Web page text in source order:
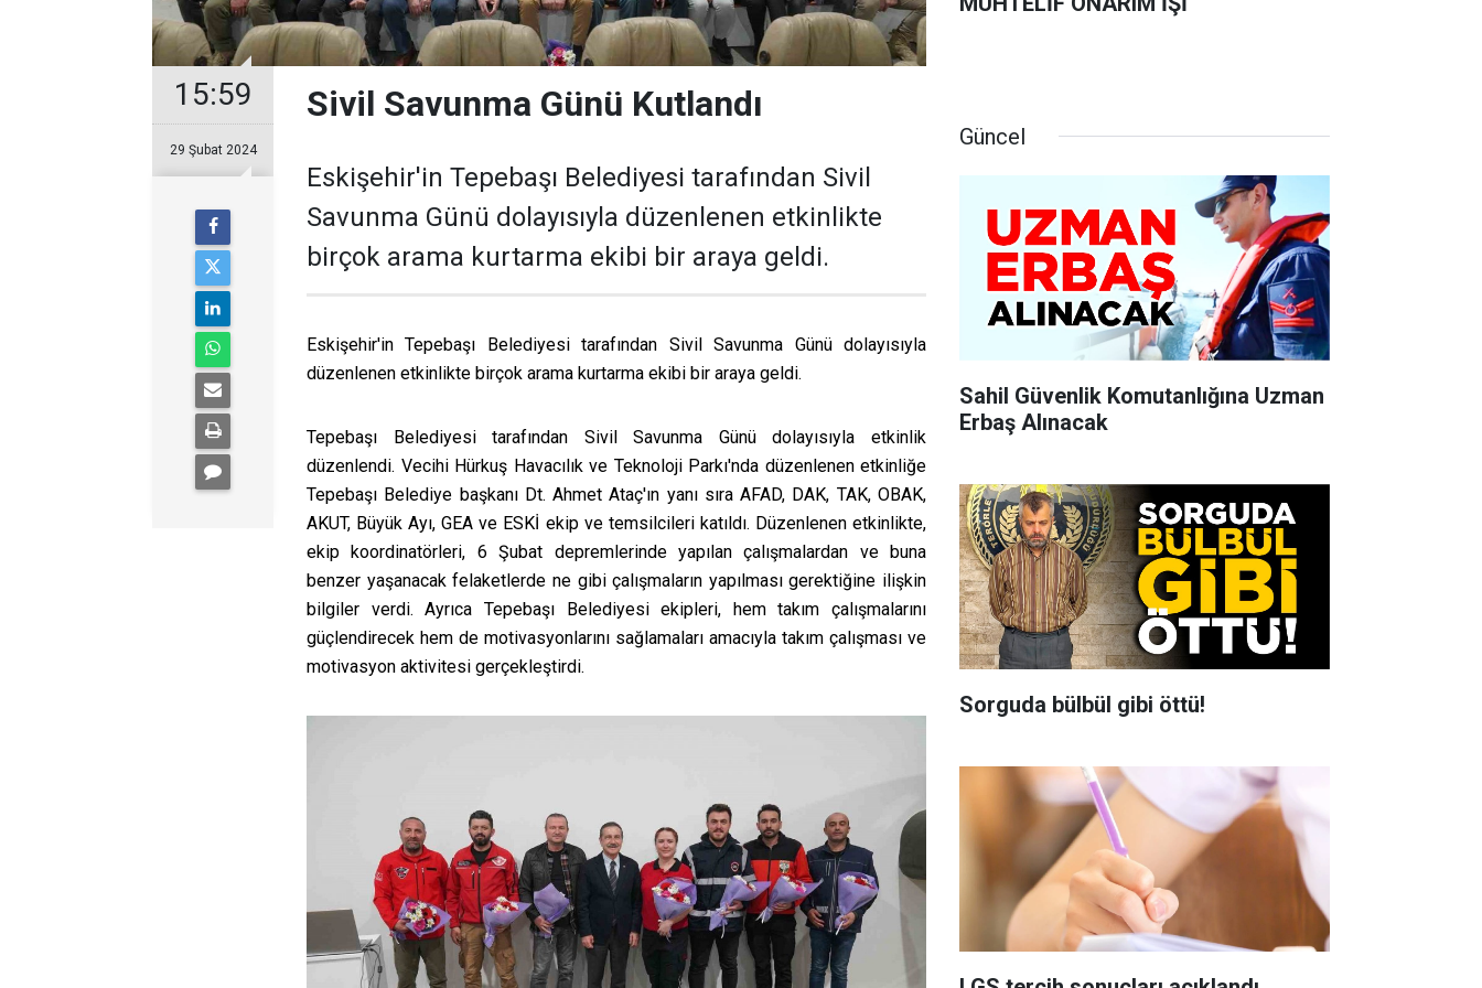
15:59
29 Şubat 2024
Sivil Savunma Günü Kutlandı
Eskişehir'in Tepebaşı Belediyesi tarafından Sivil
Savunma Günü dolayısıyla düzenlenen etkinlikte
birçok arama kurtarma ekibi bir araya geldi.
Eskişehir'in Tepebaşı Belediyesi tarafından Sivil Savunma Günü dolayısıyla
düzenlenen etkinlikte birçok arama kurtarma ekibi bir araya geldi.
Tepebaşı Belediyesi tarafından Sivil Savunma Günü dolayısıyla etkinlik
düzenlendi. Vecihi Hürkuş Havacılık ve Teknoloji Parkı'nda düzenlenen etkinliğe
Tepebaşı Belediye başkanı Dt. Ahmet Ataç'ın yanı sıra AFAD, DAK, TAK, OBAK,
AKUT, Büyük Ayı, GEA ve ESKİ ekip ve temsilcileri katıldı. Düzenlenen etkinlikte,
ekip koordinatörleri, 6 Şubat depremlerinde yapılan çalışmalardan ve buna
benzer yaşanacak felaketlerde ne gibi çalışmaların yapılması gerektiğine ilişkin
bilgiler verdi. Ayrıca Tepebaşı Belediyesi ekipleri, hem takım çalışmalarını
güçlendirecek hem de motivasyonlarını sağlamaları amacıyla takım çalışması ve
motivasyon aktivitesi gerçekleştirdi.
Güncel
Sahil Güvenlik Komutanlığına Uzman
Erbaş Alınacak
Sorguda bülbül gibi öttü!